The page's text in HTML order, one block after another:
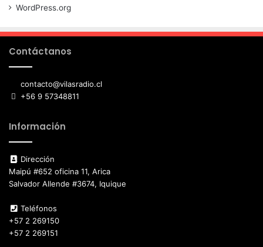
WordPress.org
Contáctanos
contacto@vilasradio.cl
+56 9 57348811
Información
Dirección
Maipú #652 oficina 11, Arica
Salvador Allende #3674, Iquique
Teléfonos
+57 2 269150
+57 2 269151